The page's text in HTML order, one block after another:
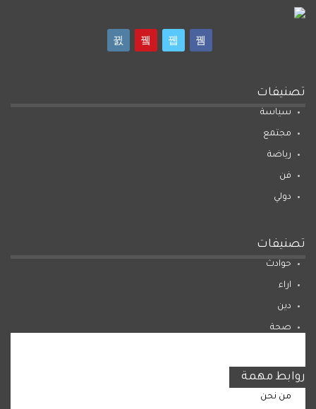
تصنيفات
سياسة
مجتمع
رياضة
فن
دولي
تصنيفات
حوادث
اراء
دين
صحة
روابط مهمة
من نحن